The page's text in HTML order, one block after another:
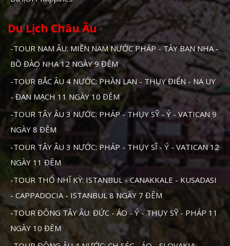
Du Lịch Châu Âu
-TOUR NAM ÂU: MIỀN NAM NƯỚC PHÁP - TÂY BAN NHA -
BỒ ĐÀO NHA 12 NGÀY 9 ĐÊM
-TOUR BẮC ÂU 4 NƯỚC: PHẦN LAN - THỤY ĐIỂN - NA UY
- ĐAN MẠCH 11 NGÀY 10 ĐÊM
-TOUR TÂY ÂU 3 NƯỚC: PHÁP - THỤY SỸ - Ý - VATICAN 9
NGÀY 8 ĐÊM
-TOUR TÂY ÂU 3 NƯỚC: PHÁP - THỤY SĨ - Ý - VATICAN 12
NGÀY 11 ĐÊM
-TOUR THỔ NHĨ KỲ: ISTANBUL - CANAKKALE - KUSADASI
- CAPPADOCIA - ISTANBUL 8 NGÀY 7 ĐÊM
-TOUR ĐÔNG TÂY ÂU: ĐỨC - ÁO - Ý - THỤY SỸ - PHÁP 11
NGÀY 10 ĐÊM